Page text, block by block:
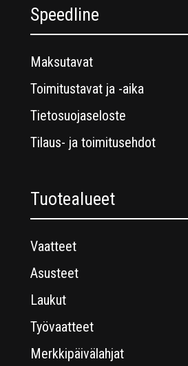
Speedline
Maksutavat
Toimitustavat ja -aika
Tietosuojaseloste
Tilaus- ja toimitusehdot
Tuotealueet
Vaatteet
Asusteet
Laukut
Työvaatteet
Merkkipäivälahjat